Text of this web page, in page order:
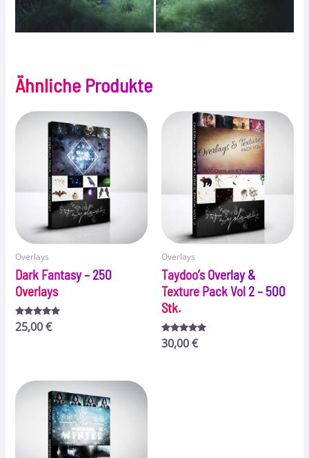
Ähnliche Produkte
Overlays
Dark Fantasy – 250
Overlays
Bewertet
mit
25,00€
Overlays
Taydoo’s Overlay &
Texture Pack Vol 2 – 500
Stk.
Bewertet
mit
30,00€